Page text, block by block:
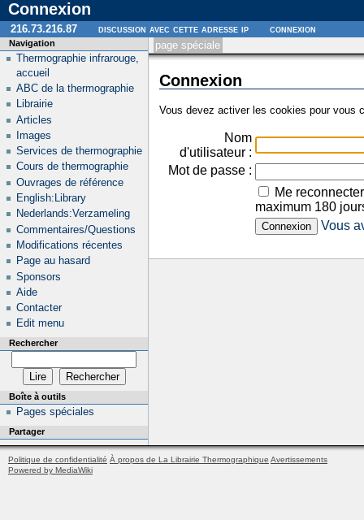
Connexion
page spéciale
Connexion
Vous devez activer les cookies pour vous
Nom
d'utilisateur :
Mot de passe :
Me
maximum 180
Vous
Navigation
Thermographie infrarouge,
accueil
ABC de la thermographie
Librairie
Articles
Images
Services de thermographie
Cours de thermographie
Ouvrages de référence
English:Library
Nederlands:Verzameling
Commentaires/Questions
Modifications récentes
Page au hasard
Sponsors
Aide
Contacter
Edit menu
Rechercher
Boîte à outils
Pages spéciales
Partager
216.73.216.87 discussion avec cette adresse ip connexion
Politique de confidentialité À propos de La Librairie Thermographique Avertissements
Powered by MediaWiki